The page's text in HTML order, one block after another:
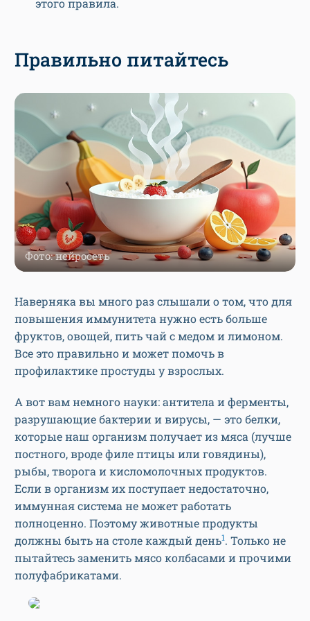
этого правила.
Правильно питайтесь
Фото: нейросеть
Наверняка вы много раз слышали о том, что для
повышения иммунитета нужно есть больше
фруктов, овощей, пить чай с медом и лимоном.
Все это правильно и может помочь в
профилактике простуды у взрослых.
А вот вам немного науки: антитела и ферменты,
разрушающие бактерии и вирусы, — это белки,
которые наш организм получает из мяса (лучше
постного, вроде филе птицы или говядины),
рыбы, творога и кисломолочных продуктов.
Если в организм их поступает недостаточно,
иммунная система не может работать
полноценно. Поэтому животные продукты
должны быть на столе каждый день1. Только не
пытайтесь заменить мясо колбасами и прочими
полуфабрикатами.